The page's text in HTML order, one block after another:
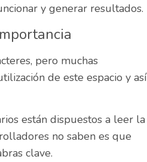
y generar resultados.
pero muchas
de este espacio y así
están dispuestos a leer la
no saben es que
clave.